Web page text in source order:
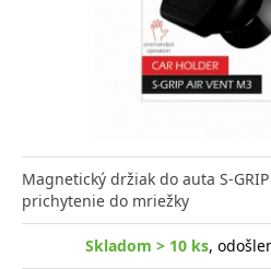
Magnetický držiak do auta S-
prichytenie do mriežky
Skladom > 10 ks,